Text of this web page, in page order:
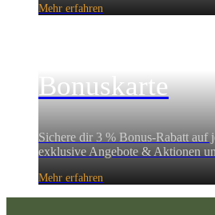
Mehr erfahren
Bonuskarte
Sichere dir 3 % Bonus-Rabatt auf
exklusive Angebote & Aktionen
Mehr erfahren